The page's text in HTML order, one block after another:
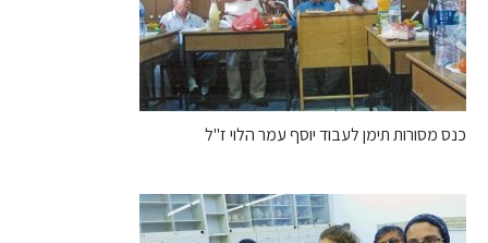
כנס מסורות תימן לעבוד יוסף עמר הלוי ז"ל